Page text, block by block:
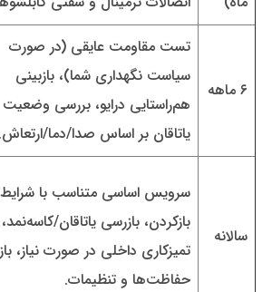
۶ ماهه
تست مقاومت عایقی (در صورت
سیاست نگهداری شما)، بازبینی
هم‌راستایی درایو، بررسی وضعیت
یاتاقان بر اساس صدا/دما/ارتعاش.
سالانه
سرویس اساسی متناسب با
بازکردن، بازرسی یاتاقان/کاسه‌نمد،
تمیزکاری داخلی در صورت نیاز،
حفاظت‌ها و تنظیمات.